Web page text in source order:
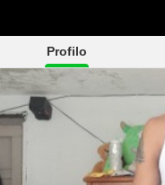
Profilo